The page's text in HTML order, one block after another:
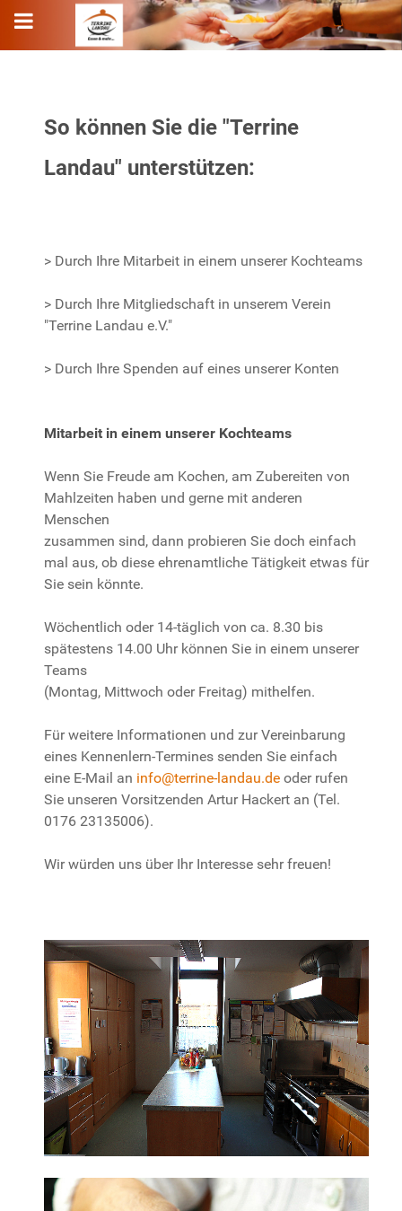
So können Sie die "Terrine
Landau" unterstützen:
> Durch Ihre Mitarbeit in einem unserer Kochteams
> Durch Ihre Mitgliedschaft in unserem Verein
"Terrine Landau e.V."
> Durch Ihre Spenden auf eines unserer Konten
Mitarbeit in einem unserer Kochteams
Wenn Sie Freude am Kochen, am Zubereiten von
Mahlzeiten haben und gerne mit anderen
Menschen
zusammen sind, dann probieren Sie doch einfach
mal aus, ob diese ehrenamtliche Tätigkeit etwas für
Sie sein könnte.
Wöchentlich oder 14-täglich von ca. 8.30 bis
spätestens 14.00 Uhr können Sie in einem unserer
Teams
(Montag, Mittwoch oder Freitag) mithelfen.
Für weitere Informationen und zur Vereinbarung
eines Kennenlern-Termines senden Sie einfach
eine E-Mail an info@terrine-landau.de oder rufen
Sie unseren Vorsitzenden Artur Hackert an (Tel.
0176 23135006).
Wir würden uns über Ihr Interesse sehr freuen!